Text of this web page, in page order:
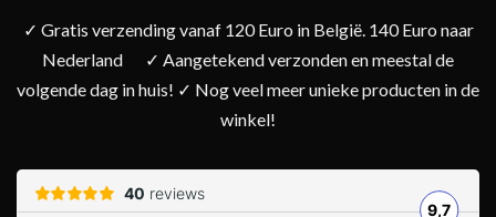
✓ Gratis verzending vanaf 120 Euro in België. 140 Euro naar
Nederland
✓ Aangetekend verzonden en meestal de
volgende dag in huis! ✓ Nog veel meer unieke producten in de
winkel!